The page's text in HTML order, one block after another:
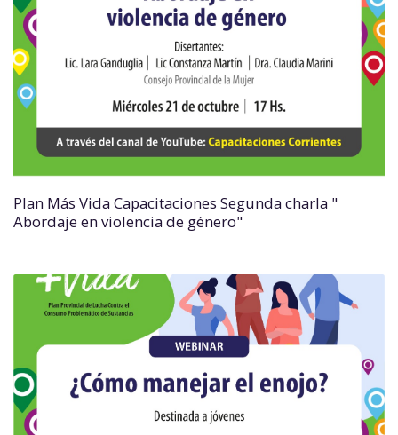
Plan Más Vida Capacitaciones Segunda charla "
Abordaje en violencia de género"